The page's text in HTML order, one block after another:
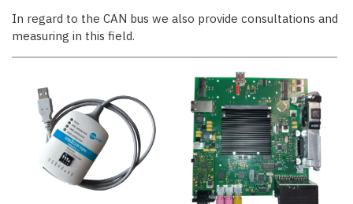
In regard to the CAN bus we also provide consultations and
measuring in this field.